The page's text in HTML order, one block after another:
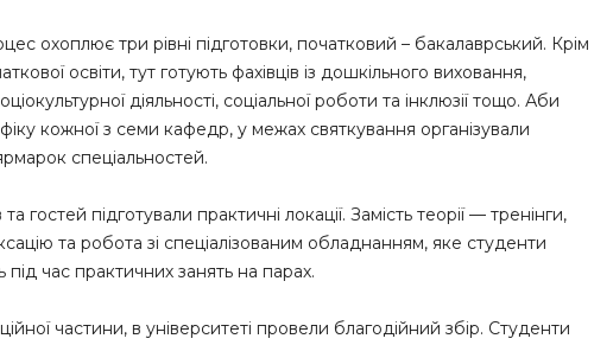
охоплює три рівні підготовки, початковий – бакалаврський. Крім
освіти, тут готують фахівців із дошкільного виховання,
діяльності, соціальної роботи та інклюзії тощо. Аби
кожної з семи кафедр, у межах святкування організували
спеціальностей.
та гостей підготували практичні локації. Замість теорії — тренінги,
та робота зі спеціалізованим обладнанням, яке студенти
час практичних занять на парах.
частини, в університеті провели благодійний збір. Студенти